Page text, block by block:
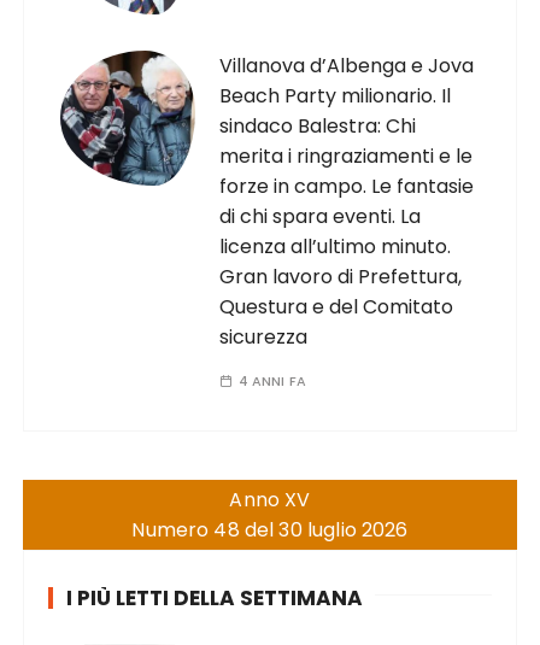
Villanova d’Albenga e Jova
Beach Party milionario. Il
sindaco Balestra: Chi
merita i ringraziamenti e le
forze in campo. Le fantasie
di chi spara eventi. La
licenza all’ultimo minuto.
Gran lavoro di Prefettura,
Questura e del Comitato
sicurezza
4 ANNI FA
Anno XV
Numero 48 del 30 luglio 2026
I PIÙ LETTI DELLA SETTIMANA